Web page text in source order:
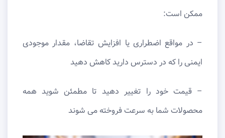
ممکن است:
– در مواقع اضطراری یا افزایش تقاضا، مقدار موجودی
ایمنی را که در دسترس دارید کاهش دهید
– قیمت خود را تغییر دهید تا مطمئن شوید همه
محصولات شما به سرعت فروخته می شوند